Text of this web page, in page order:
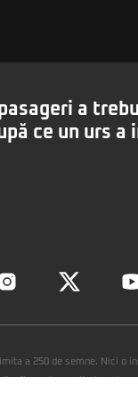
a
ce un urs a
a 250 de semne. Nici o
firme de monitorizare) nu